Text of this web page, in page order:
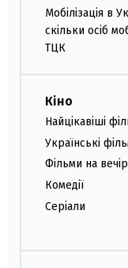
Мобілізація в
скільки осіб
ТЦК
Кіно
Найцікавіші
Українські
Фільми на вечір
Комедії
Серіали